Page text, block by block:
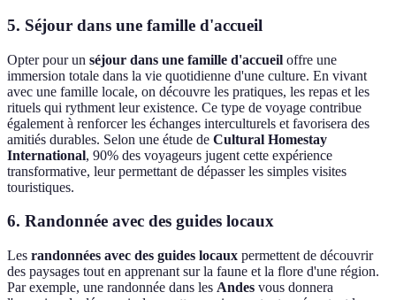
5. Séjour dans une famille d'accueil
Opter pour un séjour dans une famille d'accueil offre une
immersion totale dans la vie quotidienne d'une culture. En vivant
avec une famille locale, on découvre les pratiques, les repas et les
rituels qui rythment leur existence. Ce type de voyage contribue
également à renforcer les échanges interculturels et favorisera des
amitiés durables. Selon une étude de Cultural Homestay
International, 90% des voyageurs jugent cette expérience
transformative, leur permettant de dépasser les simples visites
touristiques.
6. Randonnée avec des guides locaux
Les randonnées avec des guides locaux permettent de découvrir
des paysages tout en apprenant sur la faune et la flore d'une région.
Par exemple, une randonnée dans les Andes vous donnera